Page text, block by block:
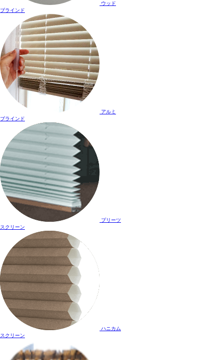
ウッド
ブラインド
アルミ
ブラインド
プリーツ
スクリーン
ハニカム
スクリーン